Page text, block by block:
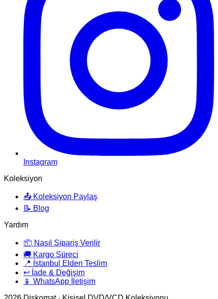
Instagram
Koleksiyon
📤 Koleksiyon Paylaş
📝 Blog
Yardım
📦 Nasıl Sipariş Verilir
🚚 Kargo Süreci
📍 İstanbul Elden Teslim
↩️ İade & Değişim
📱 WhatsApp İletişim